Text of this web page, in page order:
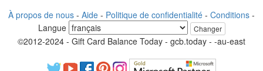
À propos de nous - Aide - Politique de confidentialité - Conditions -
Langue
Changer
©2012-2024 - Gift Card Balance Today - gcb.today - -au-east